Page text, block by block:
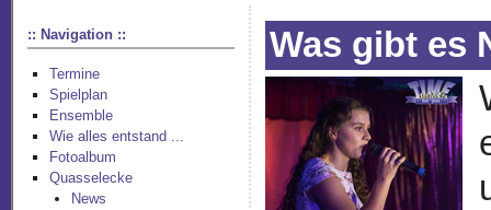
:: Navigation ::
Termine
Spielplan
Ensemble
Wie alles entstand ...
Fotoalbum
Quasselecke
News
Was gibt es